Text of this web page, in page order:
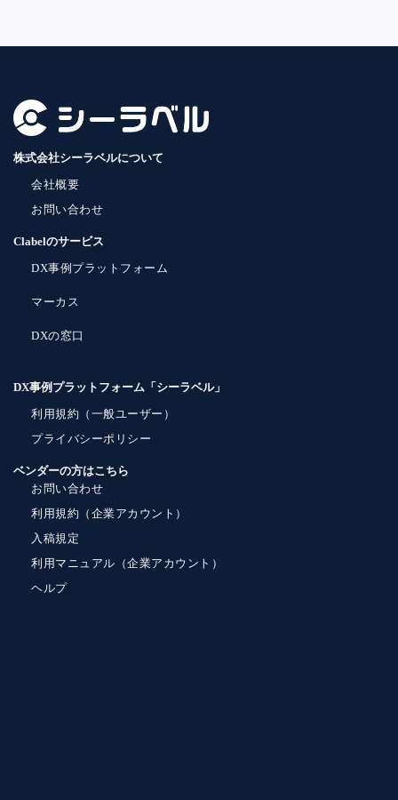
株式会社シーラベルについて
会社概要
お問い合わせ
Clabelのサービス
DX事例プラットフォーム
マーカス
DXの窓口
DX事例プラットフォーム「シーラベル」
利用規約（一般ユーザー）
プライバシーポリシー
ベンダーの方はこちら
お問い合わせ
利用規約（企業アカウント）
入稿規定
利用マニュアル（企業アカウント）
ヘルプ